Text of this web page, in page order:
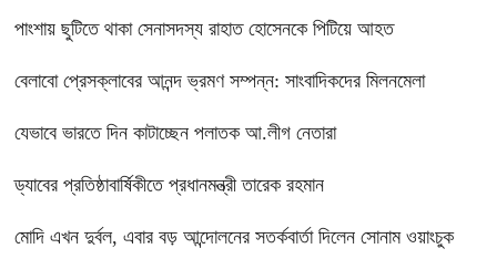
পাংশায় ছুটিতে থাকা সেনাসদস্য রাহাত হোসেনকে পিটিয়ে আহত
বেলাবো প্রেসক্লাবের আনন্দ ভ্রমণ সম্পন্ন: সাংবাদিকদের মিলনমেলা
যেভাবে ভারতে দিন কাটাচ্ছেন পলাতক আ.লীগ নেতারা
ড্যাবের প্রতিষ্ঠাবার্ষিকীতে প্রধানমন্ত্রী তারেক রহমান
মোদি এখন দুর্বল, এবার বড় আন্দোলনের সতর্কবার্তা দিলেন সোনাম ওয়াংচুক